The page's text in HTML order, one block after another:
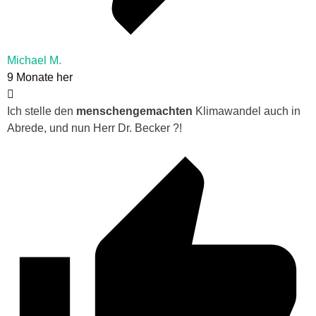
Michael M.
9 Monate her
Ich stelle den menschengemachten Klimawandel auch in
Abrede, und nun Herr Dr. Becker ?!